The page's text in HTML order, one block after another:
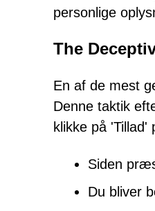
personlige
The
En af de mest
Denne taktik
klikke på
Siden
Du bliver